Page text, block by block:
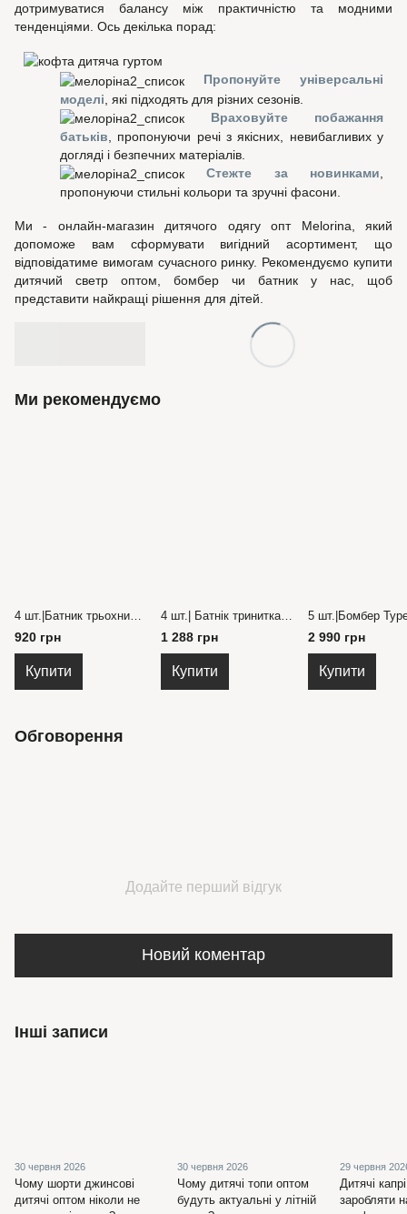
дотримуватися балансу між практичністю та модними
тенденціями. Ось декілька порад:
Пропонуйте універсальні
моделі , які підходять для різних сезонів.
Враховуйте побажання
батьків , пропонуючи речі з якісних, невибагливих у
догляді і безпечних матеріалів.
Стежте за новинками
пропонуючи стильні кольори та зручні фасони.
Ми - онлайн-магазин дитячого одягу опт Melorina, який
допоможе вам сформувати вигідний асортимент, що
відповідатиме вимогам сучасного ринку. Рекомендуємо купити
дитячий светр оптом, бомбер чи батник у нас, щоб
представити найкращі рішення для дітей.
Ми рекомендуємо
920 грн
Купити
1 288 грн
Купити
2 990 грн
Купити
Обговорення
Додайте перший відгук
Новий коментар
Інші записи
30 червня 2026
Чому шорти джинсові
дитячі оптом ніколи не
30 червня 2026
Чому дитячі топи оптом
будуть актуальні у літній
29 червня
Дитячі
заробляти